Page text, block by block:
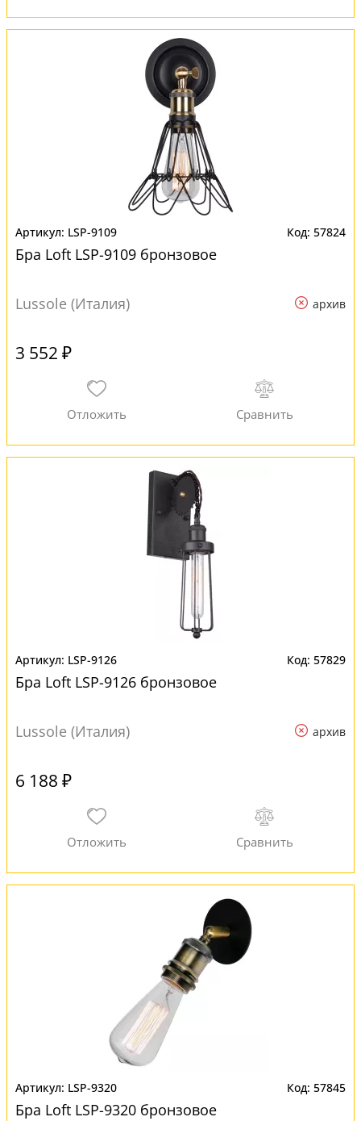
LSP-9109 57824
Бра Loft LSP-9109 бронзовое
Lussole (Италия) архив
3 552 ₽
LSP-9126 57829
Бра Loft LSP-9126 бронзовое
Lussole (Италия) архив
6 188 ₽
LSP-9320 57845
Бра Loft LSP-9320 бронзовое